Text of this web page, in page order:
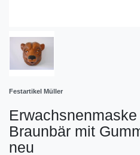
Festartikel Müller
Braunbär mit
neu